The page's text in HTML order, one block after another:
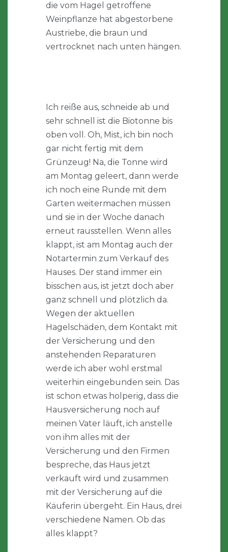
die vom Hagel getroffene
Weinpflanze hat abgestorbene
Austriebe, die braun und
vertrocknet nach unten hängen.
Ich reiße aus, schneide ab und
sehr schnell ist die Biotonne bis
oben voll. Oh, Mist, ich bin noch
gar nicht fertig mit dem
Grünzeug! Na, die Tonne wird
am Montag geleert, dann werde
ich noch eine Runde mit dem
Garten weitermachen müssen
und sie in der Woche danach
erneut rausstellen. Wenn alles
klappt, ist am Montag auch der
Notartermin zum Verkauf des
Hauses. Der stand immer ein
bisschen aus, ist jetzt doch aber
ganz schnell und plötzlich da.
Wegen der aktuellen
Hagelschäden, dem Kontakt mit
der Versicherung und den
anstehenden Reparaturen
werde ich aber wohl erstmal
weiterhin eingebunden sein. Das
ist schon etwas holperig, dass die
Hausversicherung noch auf
meinen Vater läuft, ich anstelle
von ihm alles mit der
Versicherung und den Firmen
bespreche, das Haus jetzt
verkauft wird und zusammen
mit der Versicherung auf die
Käuferin übergeht. Ein Haus, drei
verschiedene Namen. Ob das
alles klappt?